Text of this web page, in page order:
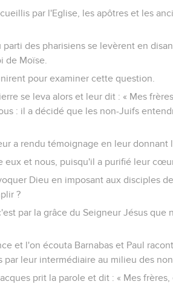
par l'Eglise, les apôtres et les
parti des pharisiens se levèrent en
de Moïse.
pour examiner cette question.
se leva alors et leur dit : « Mes
: il a décidé que les non-Juifs
a rendu témoignage en leur donnant
eux et nous, puisqu'il a purifié leur
Dieu en imposant aux disciples
?
par la grâce du Seigneur Jésus que
et l'on écouta Barnabas et Paul
leur intermédiaire au milieu des
prit la parole et dit : « Mes